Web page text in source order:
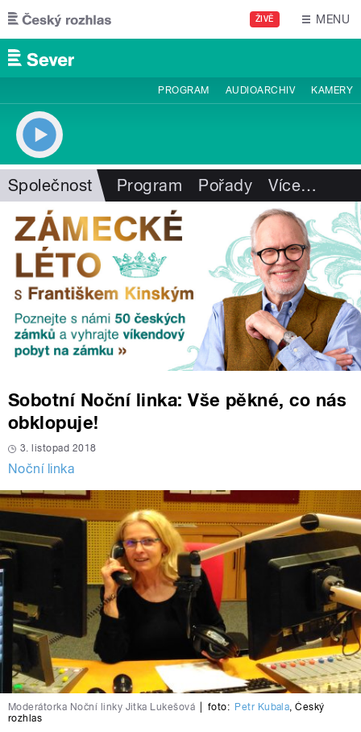
Přejít k hlavnímu obsahu
ŽIVĚ MENU
PROGRAM AUDIOARCHIV KAMERY
Společnost Program Pořady Více…
Sobotní Noční linka: Vše pěkné, co nás
obklopuje!
3. listopad 2018
Noční linka
Moderátorka Noční linky Jitka Lukešová foto: Petr Kubala,Český
rozhlas